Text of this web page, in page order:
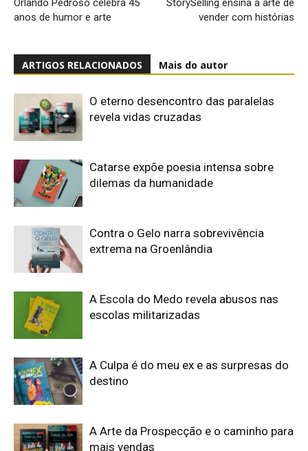
Orlando Pedroso celebra 45
anos de humor e arte
StorySelling ensina a arte de
vender com histórias
ARTIGOS RELACIONADOS Mais do autor
O eterno desencontro das paralelas
revela vidas cruzadas
Catarse expõe poesia intensa sobre
dilemas da humanidade
Contra o Gelo narra sobrevivência
extrema na Groenlândia
A Escola do Medo revela abusos nas
escolas militarizadas
A Culpa é do meu ex e as surpresas do
destino
A Arte da Prospecção e o caminho para
mais vendas